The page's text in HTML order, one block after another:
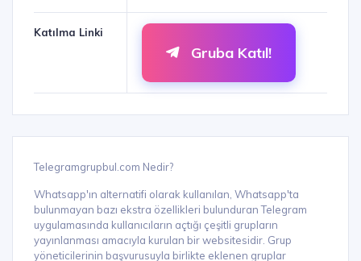
Katılma Linki
Gruba Katıl!
Telegramgrupbul.com Nedir?
Whatsapp'ın alternatifi olarak kullanılan, Whatsapp'ta
bulunmayan bazı ekstra özellikleri bulunduran Telegram
uygulamasında kullanıcıların açtığı çeşitli grupların
yayınlanması amacıyla kurulan bir websitesidir. Grup
yöneticilerinin başvurusuyla birlikte eklenen gruplar